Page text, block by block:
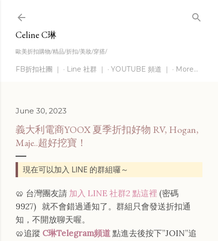
Celine C琳
歐美折扣購物/精品/折扣/美妝/穿搭/
FB折扣社團 ｜ Line 社群 ｜ YOUTUBE 頻道 ｜ More…
June 30, 2023
義大利電商YOOX 夏季折扣好物 RV, Hogan,
Maje..超好挖寶！
現在可以加入 LINE 的群組囉～
🥨 台灣團友請 加入 LINE 社群2 點這裡 (密碼
9927) 就不會錯過通知了。群組只會發送折扣通
知，不開放聊天喔。
🥨追蹤 C琳Telegram頻道點進去後按下”JOIN”追